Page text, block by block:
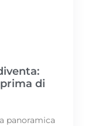
di
panoramica